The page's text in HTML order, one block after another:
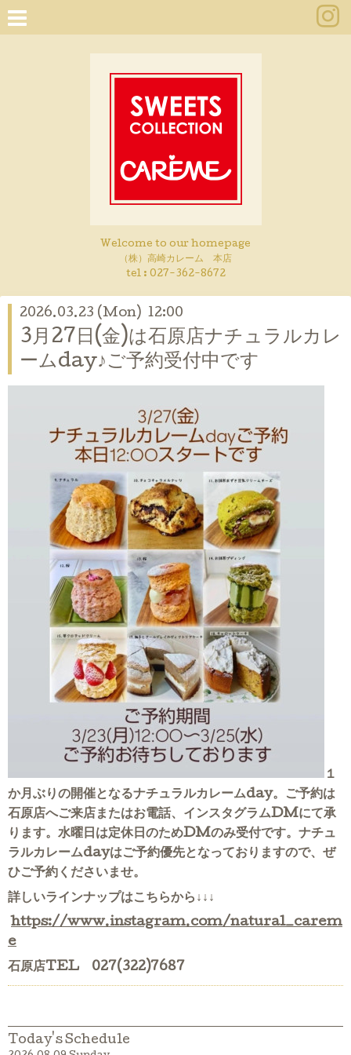
Welcome to our homepage
（株）高崎カレーム 本店
tel : 027-362-8672
2026.03.23 (Mon) 12:00
3月27日(金)は石原店ナチュラルカレ
ームday♪ご予約受付中です
１
か月ぶりの開催となるナチュラルカレームday。ご予約は
石原店へご来店またはお電話、インスタグラムDMにて承
ります。水曜日は定休日のためDMのみ受付です。ナチュ
ラルカレームdayはご予約優先となっておりますので、ぜ
ひご予約くださいませ。
詳しいラインナップはこちらから↓↓↓
https://www.instagram.com/natural_carem
e
石原店TEL 027(322)7687
Today's Schedule